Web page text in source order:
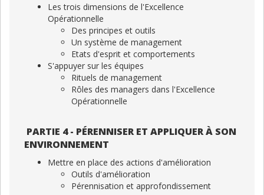
Les trois dimensions de l'Excellence
Opérationnelle
Des principes et outils
Un système de management
Etats d'esprit et comportements
S'appuyer sur les équipes
Rituels de management
Rôles des managers dans l'Excellence
Opérationnelle
PARTIE 4 - PÉRENNISER ET APPLIQUER À SON
ENVIRONNEMENT
Mettre en place des actions d'amélioration
Outils d'amélioration
Pérennisation et approfondissement